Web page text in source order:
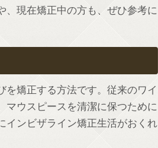
、現在矯正中の方も、ぜひ参考に
を矯正する方法です。従来のワイ
マウスピースを清潔に保つために
インビザライン矯正生活がおくれ